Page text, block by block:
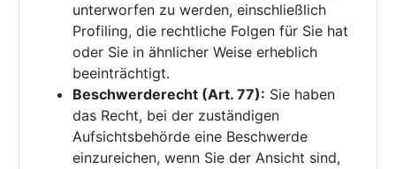
unterworfen zu werden, einschließlich
Profiling, die rechtliche Folgen für Sie hat
oder Sie in ähnlicher Weise erheblich
beeinträchtigt.
Beschwerderecht (Art. 77): Sie haben
das Recht, bei der zuständigen
Aufsichtsbehörde eine Beschwerde
einzureichen, wenn Sie der Ansicht sind,